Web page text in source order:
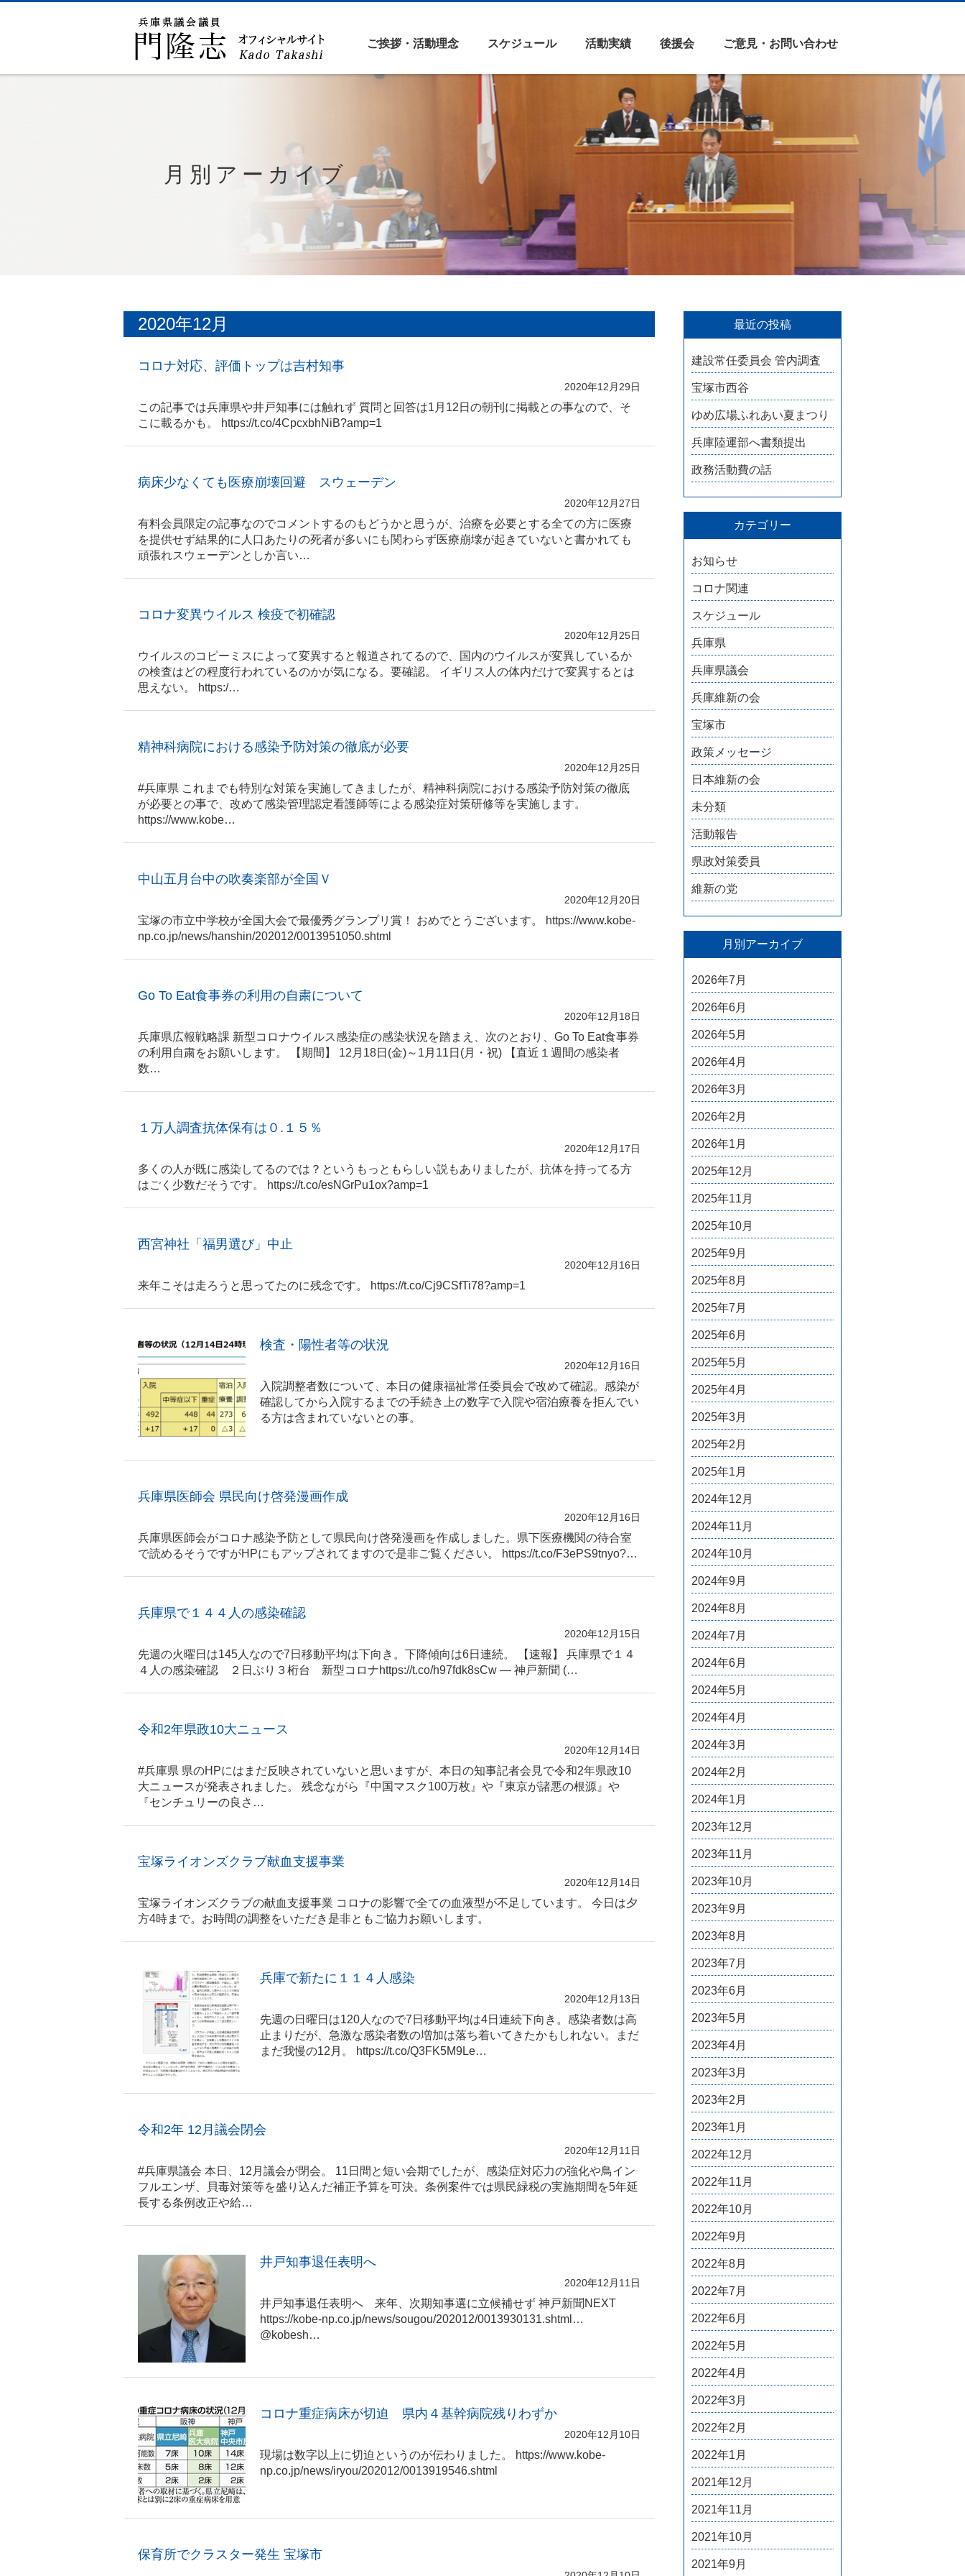
ご挨拶・活動理念 スケジュール 活動実績 後援会 ご意見・お問い合わせ
月別アーカイブ
2020年12月
コロナ対応、評価トップは吉村知事
2020年12月29日
この記事では兵庫県や井戸知事には触れず 質問と回答は1月12日の朝刊に掲載との事なので、そ
こに載るかも。 https://t.co/4CpcxbhNiB?amp=1
病床少なくても医療崩壊回避 スウェーデン
2020年12月27日
有料会員限定の記事なのでコメントするのもどうかと思うが、治療を必要とする全ての方に医療
を提供せず結果的に人口あたりの死者が多いにも関わらず医療崩壊が起きていないと書かれても
頑張れスウェーデンとしか言い…
コロナ変異ウイルス 検疫で初確認
2020年12月25日
ウイルスのコピーミスによって変異すると報道されてるので、国内のウイルスが変異しているか
の検査はどの程度行われているのかが気になる。要確認。 イギリス人の体内だけで変異するとは
思えない。 https:/…
精神科病院における感染予防対策の徹底が必要
2020年12月25日
#兵庫県 これまでも特別な対策を実施してきましたが、精神科病院における感染予防対策の徹底
が必要との事で、改めて感染管理認定看護師等による感染症対策研修等を実施します。
https://www.kobe…
中山五月台中の吹奏楽部が全国Ｖ
2020年12月20日
宝塚の市立中学校が全国大会で最優秀グランプリ賞！ おめでとうございます。 https://www.kobe-
np.co.jp/news/hanshin/202012/0013951050.shtml
Go To Eat食事券の利用の自粛について
2020年12月18日
兵庫県広報戦略課 新型コロナウイルス感染症の感染状況を踏まえ、次のとおり、Go To Eat食事券
の利用自粛をお願いします。 【期間】 12月18日(金)～1月11日(月・祝) 【直近１週間の感染者
数…
１万人調査抗体保有は０.１５％
2020年12月17日
多くの人が既に感染してるのでは？というもっともらしい説もありましたが、抗体を持ってる方
はごく少数だそうです。 https://t.co/esNGrPu1ox?amp=1
西宮神社「福男選び」中止
2020年12月16日
来年こそは走ろうと思ってたのに残念です。 https://t.co/Cj9CSfTi78?amp=1
検査・陽性者等の状況
2020年12月16日
入院調整者数について、本日の健康福祉常任委員会で改めて確認。感染が
確認してから入院するまでの手続き上の数字で入院や宿泊療養を拒んでい
る方は含まれていないとの事。
兵庫県医師会 県民向け啓発漫画作成
2020年12月16日
兵庫県医師会がコロナ感染予防として県民向け啓発漫画を作成しました。県下医療機関の待合室
で読めるそうですがHPにもアップされてますので是非ご覧ください。 https://t.co/F3ePS9tnyo?…
兵庫県で１４４人の感染確認
2020年12月15日
先週の火曜日は145人なので7日移動平均は下向き。下降傾向は6日連続。 【速報】 兵庫県で１４
４人の感染確認 ２日ぶり３桁台 新型コロナhttps://t.co/h97fdk8sCw — 神戸新聞 (…
令和2年県政10大ニュース
2020年12月14日
#兵庫県 県のHPにはまだ反映されていないと思いますが、本日の知事記者会見で令和2年県政10
大ニュースが発表されました。 残念ながら『中国マスク100万枚』や『東京が諸悪の根源』や
『センチュリーの良さ…
宝塚ライオンズクラブ献血支援事業
2020年12月14日
宝塚ライオンズクラブの献血支援事業 コロナの影響で全ての血液型が不足しています。 今日は夕
方4時まで。お時間の調整をいただき是非ともご協力お願いします。
兵庫で新たに１１４人感染
2020年12月13日
先週の日曜日は120人なので7日移動平均は4日連続下向き。感染者数は高
止まりだが、急激な感染者数の増加は落ち着いてきたかもしれない。まだ
まだ我慢の12月。 https://t.co/Q3FK5M9Le…
令和2年 12月議会閉会
2020年12月11日
#兵庫県議会 本日、12月議会が閉会。 11日間と短い会期でしたが、感染症対応力の強化や鳥イン
フルエンザ、貝毒対策等を盛り込んだ補正予算を可決。条例案件では県民緑税の実施期間を5年延
長する条例改正や給…
井戸知事退任表明へ
2020年12月11日
井戸知事退任表明へ 来年、次期知事選に立候補せず 神戸新聞NEXT
https://kobe-np.co.jp/news/sougou/202012/0013930131.shtml…
@kobesh…
コロナ重症病床が切迫 県内４基幹病院残りわずか
2020年12月10日
現場は数字以上に切迫というのが伝わりました。 https://www.kobe-
np.co.jp/news/iryou/202012/0013919546.shtml
保育所でクラスター発生 宝塚市
最近の投稿
建設常任委員会 管内調査
宝塚市西谷
ゆめ広場ふれあい夏まつり
兵庫陸運部へ書類提出
政務活動費の話
カテゴリー
お知らせ
コロナ関連
スケジュール
兵庫県
兵庫県議会
兵庫維新の会
宝塚市
政策メッセージ
日本維新の会
未分類
活動報告
県政対策委員
維新の党
月別アーカイブ
2026年7月
2026年6月
2026年5月
2026年4月
2026年3月
2026年2月
2026年1月
2025年12月
2025年11月
2025年10月
2025年9月
2025年8月
2025年7月
2025年6月
2025年5月
2025年4月
2025年3月
2025年2月
2025年1月
2024年12月
2024年11月
2024年10月
2024年9月
2024年8月
2024年7月
2024年6月
2024年5月
2024年4月
2024年3月
2024年2月
2024年1月
2023年12月
2023年11月
2023年10月
2023年9月
2023年8月
2023年7月
2023年6月
2023年5月
2023年4月
2023年3月
2023年2月
2023年1月
2022年12月
2022年11月
2022年10月
2022年9月
2022年8月
2022年7月
2022年6月
2022年5月
2022年4月
2022年3月
2022年2月
2022年1月
2021年12月
2021年11月
2021年10月
2021年9月